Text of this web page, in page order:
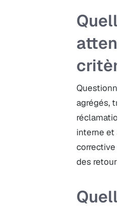
agrégés,
interne et
corrective
des